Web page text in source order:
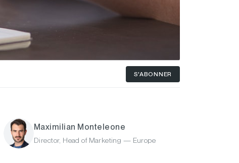
S'ABONNER
Maximilian Monteleone
Director, Head of Marketing — Europe